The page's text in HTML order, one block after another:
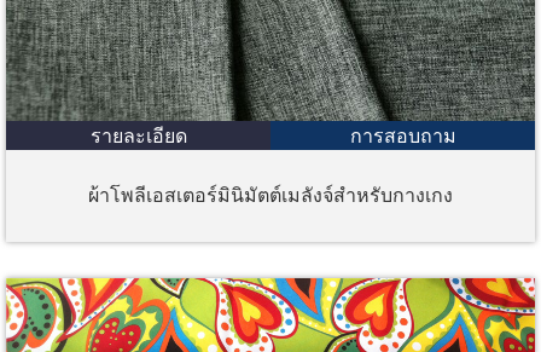
รายละเอียด การสอบถาม
ผ้าโพลีเอสเตอร์มินิมัตต์เมลังจ์สำหรับกางเกง